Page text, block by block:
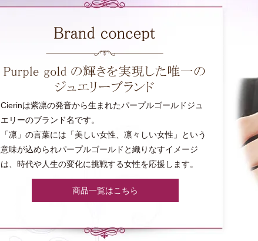
Cierinは紫凛の発音から生まれたパープルゴールドジュ
エリーのブランド名です。
「凛」の言葉には「美しい女性、凛々しい女性」という
意味が込められパープルゴールドと織りなすイメージ
は、時代や人生の変化に挑戦する女性を応援します。
商品一覧はこちら